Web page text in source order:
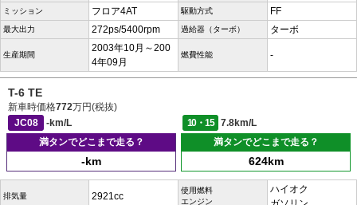
ミッション フロア4AT 駆動方式 FF
最大出力 272ps/5400rpm 過給器（ターボ） ターボ
生産期間
2003年10月～200
4年09月
燃費性能 -
T-6 TE
新車時価格772万円(税抜)
JC08
-km/L 10・15
7.8km/L
満タンでどこまで走る？
-km
満タンでどこまで走る？
624km
排気量 2921cc
使用燃料
エンジン
ハイオク